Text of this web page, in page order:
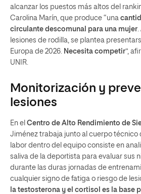
alcanzar los puestos más altos del
Carolina Marín, que produce “una
circulante descomunal para una mujer
lesiones de rodilla, se plantea
Europa de 2026. Necesita competir”,
UNIR.
Monitorización y
lesiones
En el Centro de Alto Rendimiento de
Jiménez trabaja junto al cuerpo técnico
labor dentro del equipo consiste en
saliva de la deportista para evaluar sus
durante las duras jornadas de
cualquier signo de fatiga o riesgo de
la testosterona y el cortisol es la base